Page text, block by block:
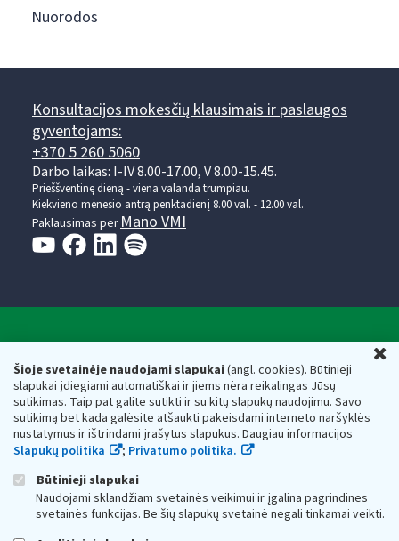
Šioje svetainėje naudojami slapukai(angl. cookies). Būtinieji
slapukai įdiegiami automatiškai ir jiems nėra reikalingas Jūsų
sutikimas. Taip pat galite sutikti ir su kitų slapukų naudojimu. Savo
sutikimą bet kada galėsite atšaukti pakeisdami interneto naršyklės
nustatymus ir ištrindami įrašytus slapukus. Daugiau informacijos
Slapukų politika
; Privatumo politika.
Būtinieji slapukai
Naudojami sklandžiam svetainės veikimui ir įgalina pagrindines
svetainės funkcijas. Be šių slapukų svetainė negali tinkamai veikti.
Nuorodos
Konsultacijos mokesčių klausimais ir paslaugos
gyventojams:
+370 5 260 5060
Darbo laikas: I-IV 8.00-17.00, V 8.00-15.45.
Prieššventinę dieną - viena valanda trumpiau.
Kiekvieno mėnesio antrą penktadienį 8.00 val. - 12.00 val.
Paklausimas per Mano VMI
Respublikos finansų ministerijos
Biudžetinė įstaiga. Juridinio asmens kodas — 188659752,
adresas: Vasario 16-osios g. 14, 01107 Vilnius, Lietuva, el.paštas:
vmi@vmi.lt, E. pristatymo dėžutės adresas 188659752
Duomenys apie Valstybinę mokesčių inspekciją prie Lietuvos
Respublikos finansų ministerijos kaupiami ir saugomi Juridinių